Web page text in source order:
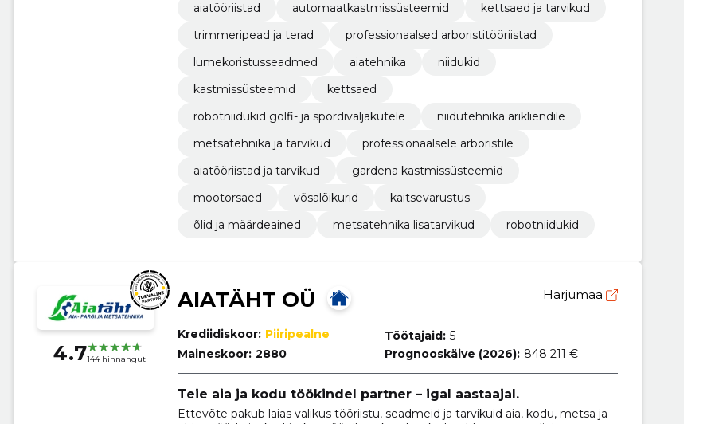
aiatööriistad
automaatkastmissüsteemid
kettsaed ja tarvikud
trimmeripead ja terad
professionaalsed arboristitööriistad
lumekoristusseadmed
aiatehnika
niidukid
kastmissüsteemid
kettsaed
robotniidukid golfi- ja spordiväljakutele
niidutehnika ärikliendile
metsatehnika ja tarvikud
professionaalsele arboristile
aiatööriistad ja tarvikud
gardena kastmissüsteemid
mootorsaed
võsalõikurid
kaitsevarustus
õlid ja määrdeained
metsatehnika lisatarvikud robotniidukid
4.7144 hinnangut
AIATÄHT OÜ Harjumaa
Krediidiskoor: Piiripealne
Maineskoor: 2880
Töötajaid: 5
Prognooskäive (2026): 848 211 €
Teie aia ja kodu töökindel partner – igal aastaajal.
Ettevõte pakub laias valikus tööriistu, seadmeid ja tarvikuid aia, kodu, metsa ja